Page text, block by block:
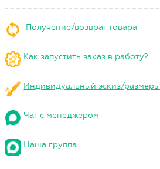
Получение/возврат товара
Как запустить заказ в работу?
Индивидуальный эскиз/размеры
Чат с менеджером
Наша группа